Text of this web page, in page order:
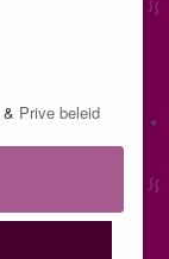
& Prive beleid